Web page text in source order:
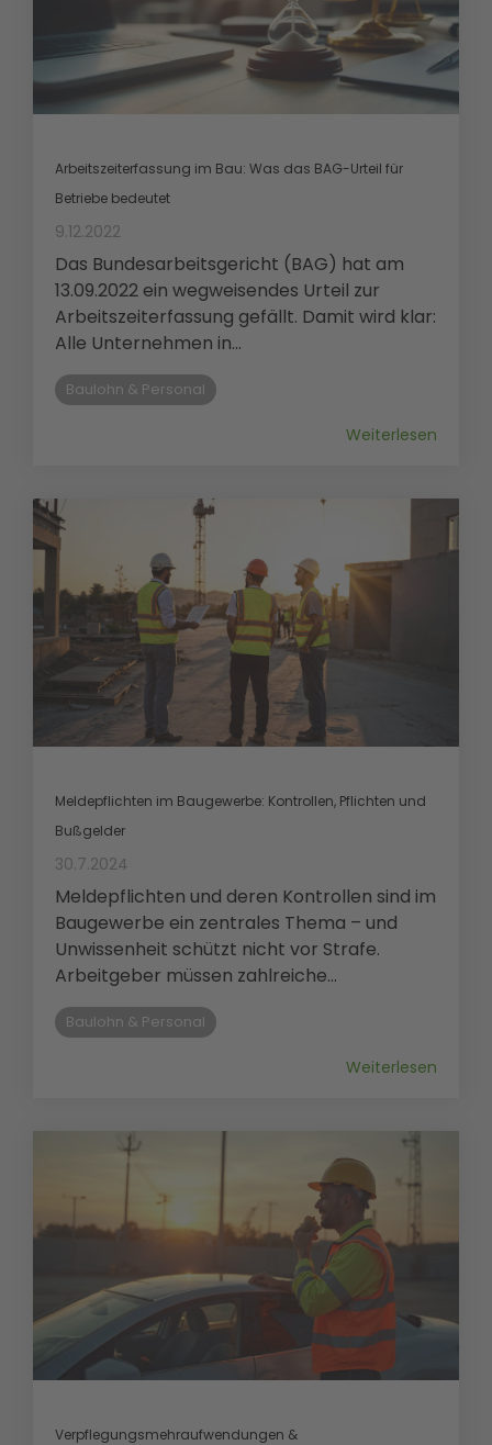
Arbeitszeiterfassung im Bau: Was das BAG-Urteil für
Betriebe bedeutet
9.12.2022
Das Bundesarbeitsgericht (BAG) hat am
13.09.2022 ein wegweisendes Urteil zur
Arbeitszeiterfassung gefällt. Damit wird klar:
Alle Unternehmen in...
Baulohn & Personal
Weiterlesen
Meldepflichten im Baugewerbe: Kontrollen, Pflichten und
Bußgelder
30.7.2024
Meldepflichten und deren Kontrollen sind im
Baugewerbe ein zentrales Thema – und
Unwissenheit schützt nicht vor Strafe.
Arbeitgeber müssen zahlreiche...
Baulohn & Personal
Weiterlesen
Verpflegungsmehraufwendungen &